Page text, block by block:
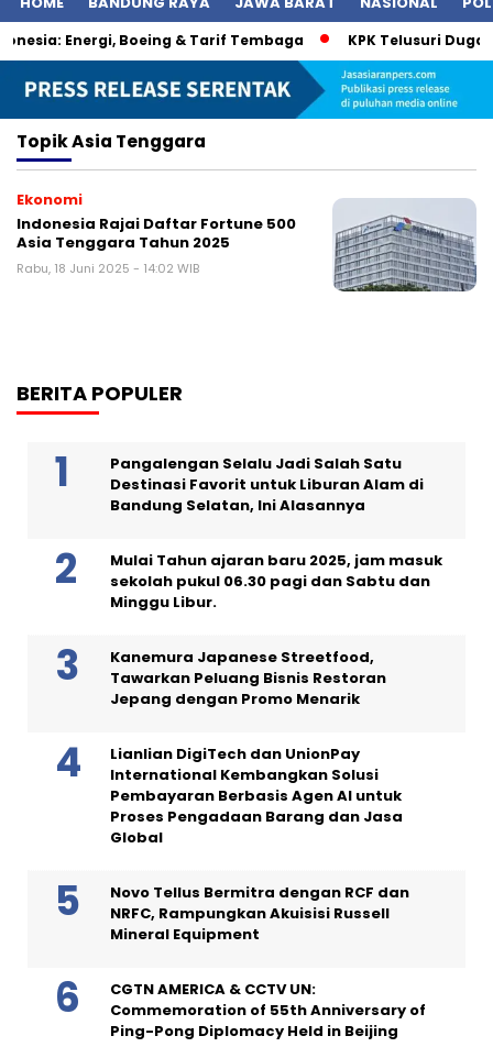
Energi, Boeing & Tarif Tembaga KPK Telusuri
TopikAsia Tenggara
Ekonomi
Indonesia Rajai Daftar Fortune 500
Asia Tenggara Tahun 2025
Rabu, 18 Juni 2025 - 14:02 WIB
BERITA POPULER
Pangalengan Selalu Jadi Salah Satu
Destinasi Favorit untuk Liburan Alam di
Bandung Selatan, Ini Alasannya
Mulai Tahun ajaran baru 2025, jam masuk
sekolah pukul 06.30 pagi dan Sabtu dan
Minggu Libur.
Kanemura Japanese Streetfood,
Tawarkan Peluang Bisnis Restoran
Jepang dengan Promo Menarik
Lianlian DigiTech dan UnionPay
International Kembangkan Solusi
Pembayaran Berbasis Agen AI untuk
Proses Pengadaan Barang dan Jasa
Global
Novo Tellus Bermitra dengan RCF dan
NRFC, Rampungkan Akuisisi Russell
Mineral Equipment
CGTN AMERICA & CCTV UN:
Commemoration of 55th Anniversary of
Ping-Pong Diplomacy Held in Beijing